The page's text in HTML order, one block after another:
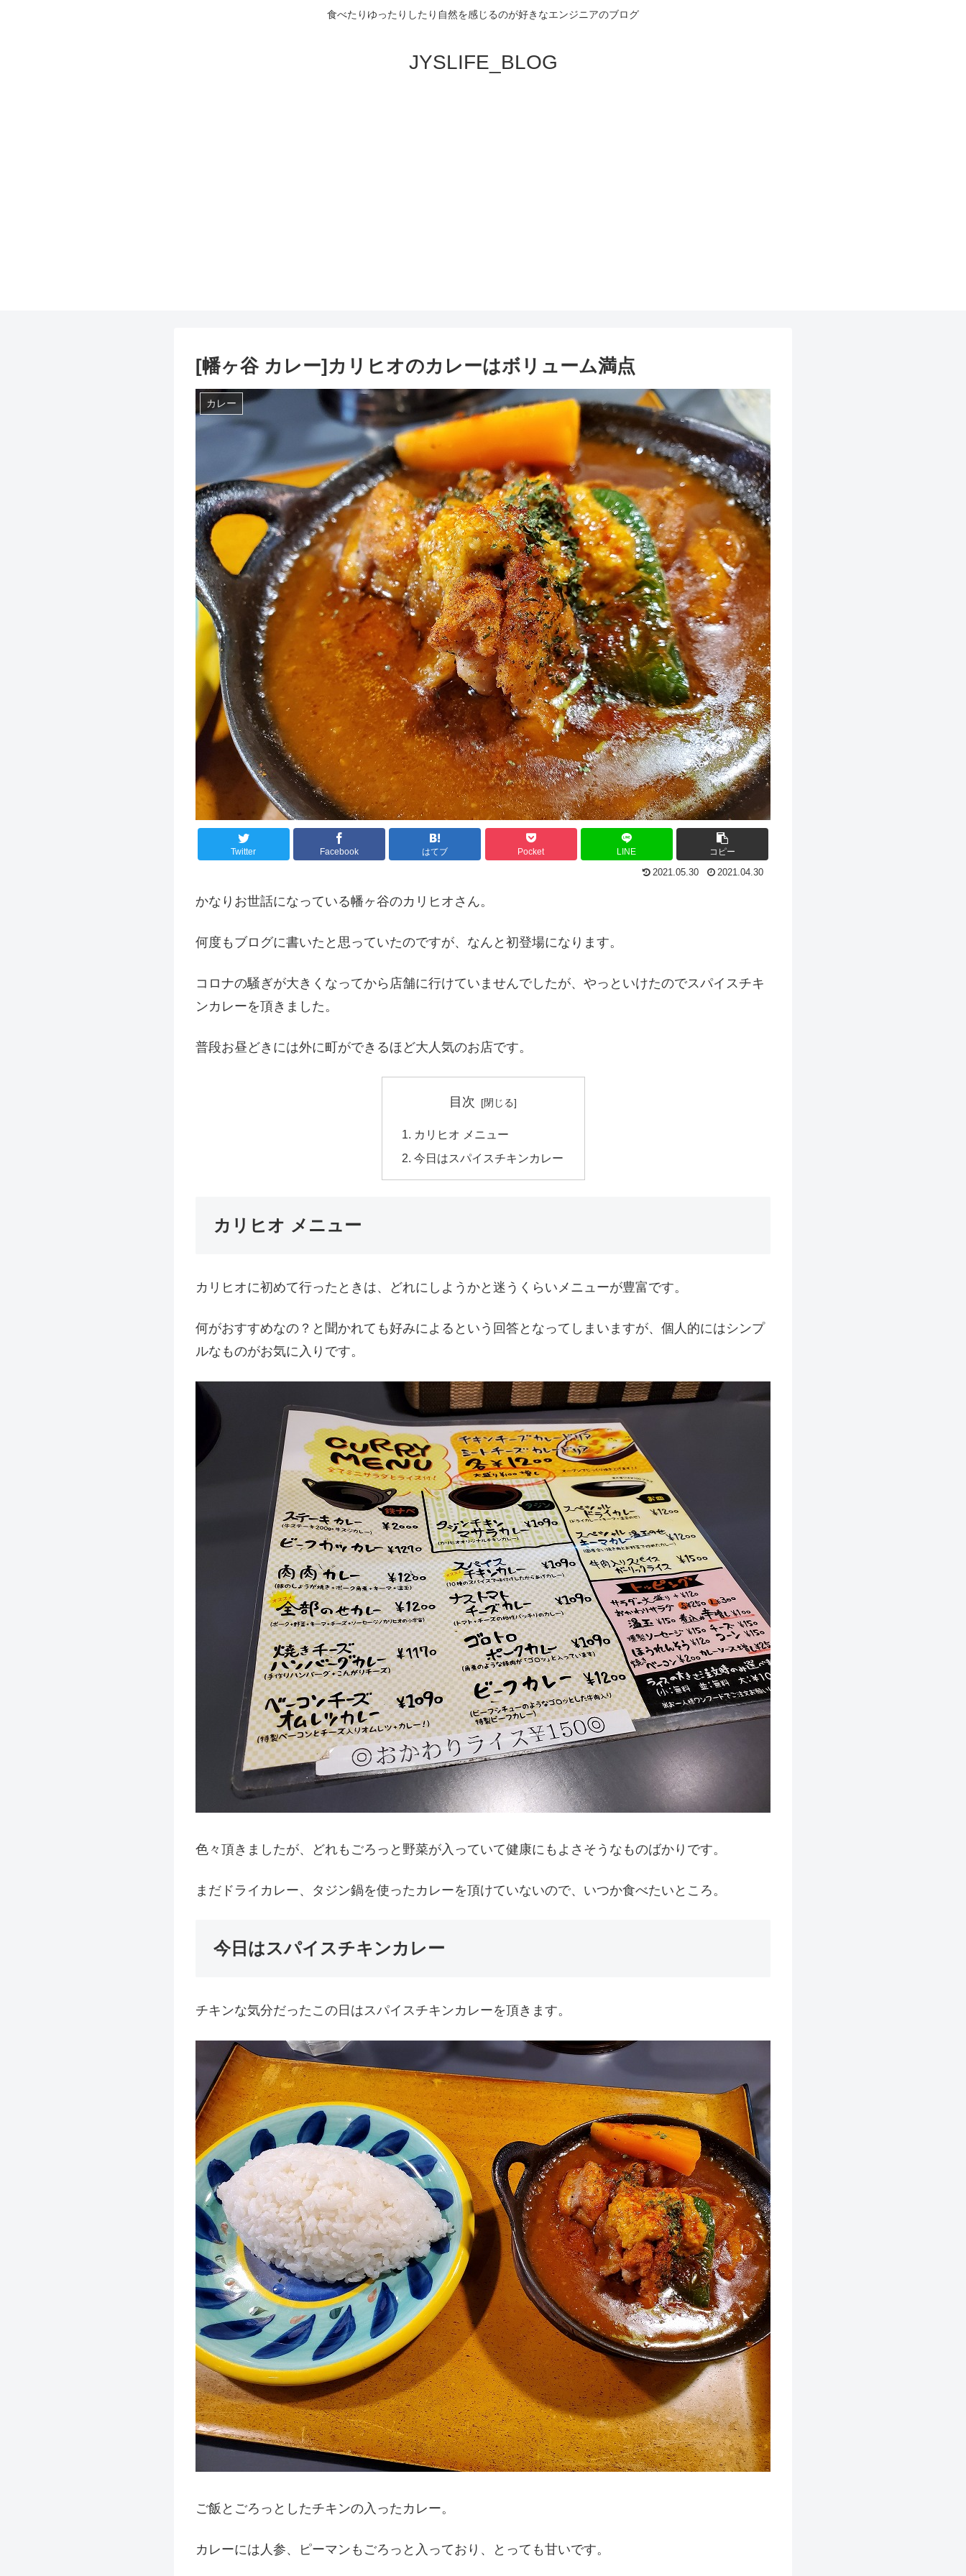
食べたりゆったりしたり自然を感じるのが好きなエンジニアのブログ
JYSLIFE_BLOG
[幡ヶ谷 カレー]カリヒオのカレーはボリューム満点
カレー
Twitter Facebook はてブ Pocket LINE コピー
2021.05.30 2021.04.30
かなりお世話になっている幡ヶ谷のカリヒオさん。
何度もブログに書いたと思っていたのですが、なんと初登場になります。
コロナの騒ぎが大きくなってから店舗に行けていませんでしたが、やっといけたのでスパイスチキ
ンカレーを頂きました。
普段お昼どきには外に町ができるほど大人気のお店です。
目次
カリヒオ メニュー
今日はスパイスチキンカレー
カリヒオ メニュー
カリヒオに初めて行ったときは、どれにしようかと迷うくらいメニューが豊富です。
何がおすすめなの？と聞かれても好みによるという回答となってしまいますが、個人的にはシンプ
ルなものがお気に入りです。
色々頂きましたが、どれもごろっと野菜が入っていて健康にもよさそうなものばかりです。
まだドライカレー、タジン鍋を使ったカレーを頂けていないので、いつか食べたいところ。
今日はスパイスチキンカレー
チキンな気分だったこの日はスパイスチキンカレーを頂きます。
ご飯とごろっとしたチキンの入ったカレー。
カレーには人参、ピーマンもごろっと入っており、とっても甘いです。